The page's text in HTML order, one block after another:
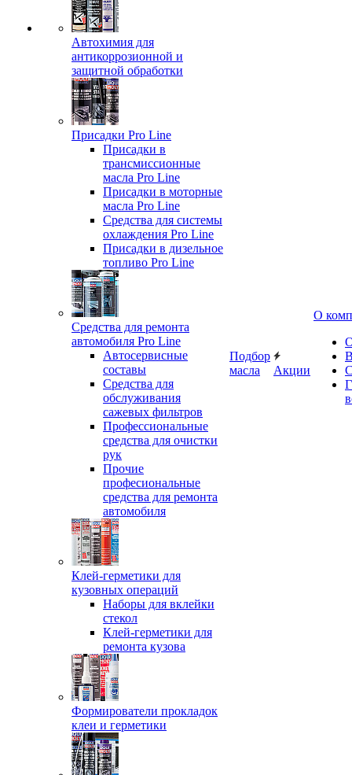
Автохимия для
антикоррозионной и
защитной обработки
Присадки Pro Line
Присадки в
трансмиссионные
масла Pro Line
Присадки в моторные
масла Pro Line
Средства для системы
охлаждения Pro Line
Присадки в дизельное
топливо Pro Line
Средства для ремонта
автомобиля Pro Line
Автосервисные
составы
Средства для
обслуживания
сажевых фильтров
Профессиональные
средства для очистки
рук
Прочие
професиональные
средства для ремонта
автомобиля
Клей-герметики для
кузовных операций
Наборы для вклейки
стекол
Клей-герметики для
ремонта кузова
Формирователи прокладок
клеи и герметики
Подбор
масла
Акции
О